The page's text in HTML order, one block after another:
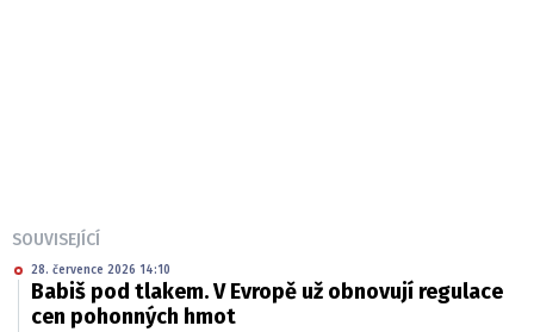
SOUVISEJÍCÍ
28. července 2026 14:10
Babiš pod tlakem. V Evropě už obnovují regulace
cen pohonných hmot